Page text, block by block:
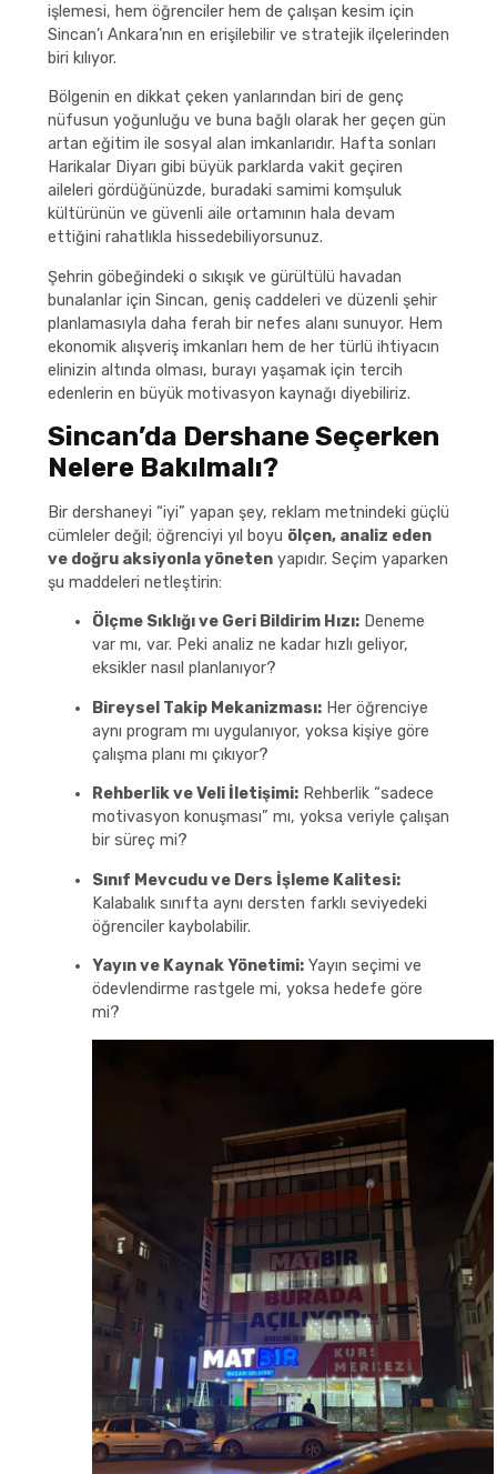
işlemesi, hem öğrenciler hem de çalışan kesim için
Sincan’ı Ankara’nın en erişilebilir ve stratejik ilçelerinden
biri kılıyor.
Bölgenin en dikkat çeken yanlarından biri de genç
nüfusun yoğunluğu ve buna bağlı olarak her geçen gün
artan eğitim ile sosyal alan imkanlarıdır. Hafta sonları
Harikalar Diyarı gibi büyük parklarda vakit geçiren
aileleri gördüğünüzde, buradaki samimi komşuluk
kültürünün ve güvenli aile ortamının hala devam
ettiğini rahatlıkla hissedebiliyorsunuz.
Şehrin göbeğindeki o sıkışık ve gürültülü havadan
bunalanlar için Sincan, geniş caddeleri ve düzenli şehir
planlamasıyla daha ferah bir nefes alanı sunuyor. Hem
ekonomik alışveriş imkanları hem de her türlü ihtiyacın
elinizin altında olması, burayı yaşamak için tercih
edenlerin en büyük motivasyon kaynağı diyebiliriz.
Sincan’da Dershane Seçerken
Nelere Bakılmalı?
Bir dershaneyi “iyi” yapan şey, reklam metnindeki güçlü
cümleler değil; öğrenciyi yıl boyu ölçen, analiz eden
ve doğru aksiyonla yönetenyapıdır. Seçim yaparken
şu maddeleri netleştirin:
Ölçme Sıklığı ve Geri Bildirim Hızı:Deneme
var mı, var. Peki analiz ne kadar hızlı geliyor,
eksikler nasıl planlanıyor?
Bireysel Takip Mekanizması:Her öğrenciye
aynı program mı uygulanıyor, yoksa kişiye göre
çalışma planı mı çıkıyor?
Rehberlik ve Veli İletişimi:Rehberlik “sadece
motivasyon konuşması” mı, yoksa veriyle çalışan
bir süreç mi?
Sınıf Mevcudu ve Ders İşleme Kalitesi:
Kalabalık sınıfta aynı dersten farklı seviyedeki
öğrenciler kaybolabilir.
Yayın ve Kaynak Yönetimi:Yayın seçimi ve
ödevlendirme rastgele mi, yoksa hedefe göre
mi?